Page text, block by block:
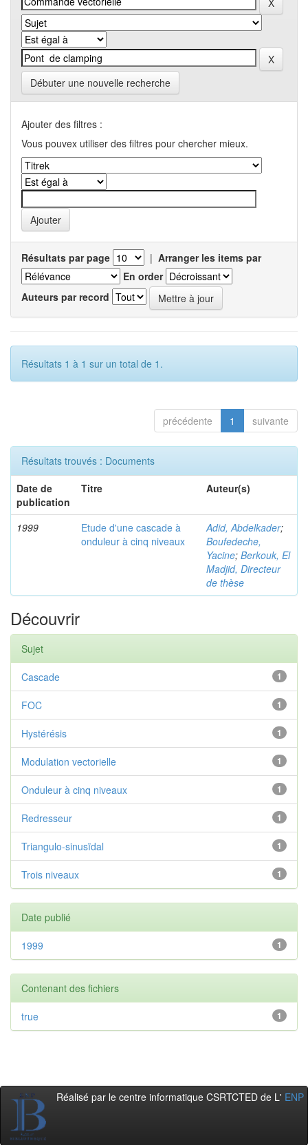
Débuter une nouvelle recherche
Ajouter des filtres :
Vous pouvex utiliser des filtres pour chercher mieux.
Résultats par page | Arranger les items par
En order
Auteurs par record
Résultats 1 à 1 sur un total de 1.
précédente 1 suivante
Résultats trouvés : Documents
Date de
publication
Titre Auteur(s)
1999
Etude d'une cascade à
onduleur à cinq niveaux
Adid, Abdelkader;
Boufedeche,
Yacine; Berkouk, El
Madjid, Directeur
de thèse
Découvrir
Sujet
1
Cascade
1
FOC
1
Hystérésis
1
Modulation vectorielle
1
Onduleur à cinq niveaux
1
Redresseur
1
Triangulo-sinusïdal
1
Trois niveaux
Date publié
1
1999
Contenant des fichiers
1
true
Réalisé par le centre informatique CSRTCTED de L' ENP